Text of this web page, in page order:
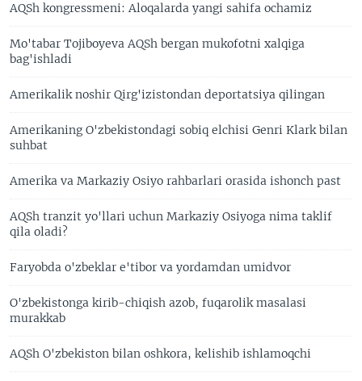
AQSh kongressmeni: Aloqalarda yangi sahifa ochamiz
Mo'tabar Tojiboyeva AQSh bergan mukofotni xalqiga
bag'ishladi
Amerikalik noshir Qirg'izistondan deportatsiya qilingan
Amerikaning O'zbekistondagi sobiq elchisi Genri Klark bilan
suhbat
Amerika va Markaziy Osiyo rahbarlari orasida ishonch past
AQSh tranzit yo'llari uchun Markaziy Osiyoga nima taklif
qila oladi?
Faryobda o'zbeklar e'tibor va yordamdan umidvor
O'zbekistonga kirib-chiqish azob, fuqarolik masalasi
murakkab
AQSh O'zbekiston bilan oshkora, kelishib ishlamoqchi